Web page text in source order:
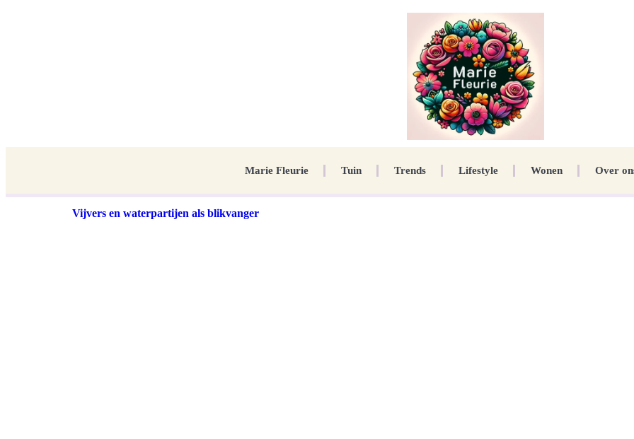
Marie Fleurie Tuin Trends Lifestyle Wonen Over
Vijvers en waterpartijen als blikvanger